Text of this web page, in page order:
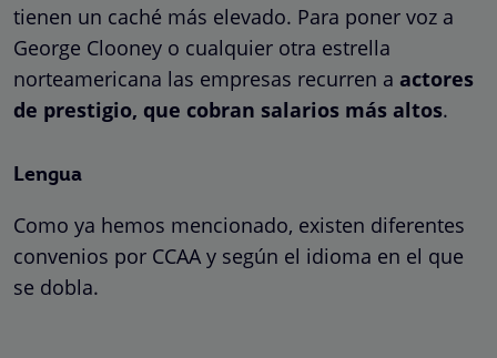
tienen un caché más elevado. Para poner voz a
George Clooney o cualquier otra estrella
norteamericana las empresas recurren a actores
de prestigio, que cobran salarios más altos.
Lengua
Como ya hemos mencionado, existen diferentes
convenios por CCAA y según el idioma en el que
se dobla.